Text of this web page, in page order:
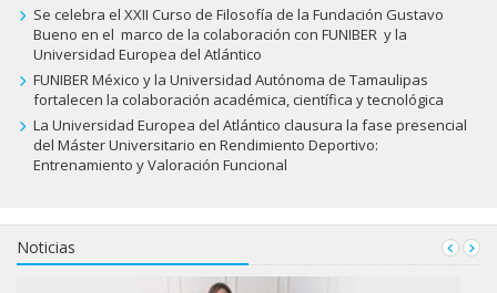
Se celebra el XXII Curso de Filosofía de la Fundación Gustavo
Bueno en el marco de la colaboración con FUNIBER y la
Universidad Europea del Atlántico
FUNIBER México y la Universidad Autónoma de Tamaulipas
fortalecen la colaboración académica, científica y tecnológica
La Universidad Europea del Atlántico clausura la fase presencial
del Máster Universitario en Rendimiento Deportivo:
Entrenamiento y Valoración Funcional
Noticias